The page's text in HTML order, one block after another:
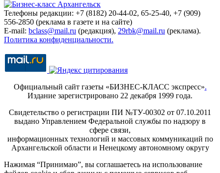
Телефоны редакции: +7 (8182) 20-44-02, 65-25-40, +7 (909)
556-2850 (реклама в газете и на сайте)
E-mail: bclass@mail.ru (редакция), 29rbk@mail.ru (реклама).
Политика конфиденциальности.
Официальный сайт газеты «БИЗНЕС-КЛАСС экспресс».
Издание зарегистрировано 22 декабря 1999 года.
Свидетельство о регистрации ПИ №ТУ-00302 от 07.10.2011
выдано Управлением Федеральной службы по надзору в
сфере связи,
информационных технологий и массовых коммуникаций по
Архангельской области и Ненецкому автономному округу
Нажимая “Принимаю”, вы соглашаетесь на использование